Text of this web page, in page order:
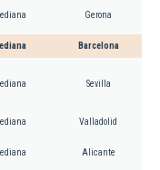
Gerona
Barcelona
Sevilla
Valladolid
Alicante